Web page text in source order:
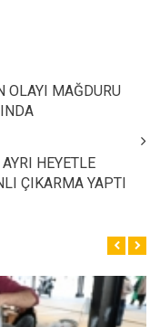
OLAYI MAĞDURU
HEYETLE
ÇIKARMA YAPTI